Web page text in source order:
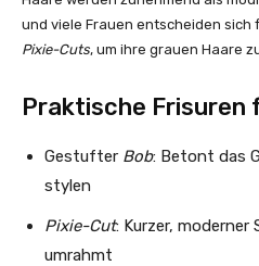
und viele Frauen entscheiden
Pixie-Cuts, um ihre grauen Haare
Praktische Frisuren
Gestufter Bob: Betont das
stylen
Pixie-Cut: Kurzer,
umrahmt